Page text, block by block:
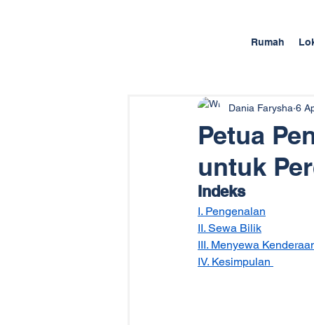
Rumah
Petua
untuk
Dania Farysha 6
Indeks
I. Pengenalan
II. Sewa Bilik
III. Menyewa
IV. Kesimpulan